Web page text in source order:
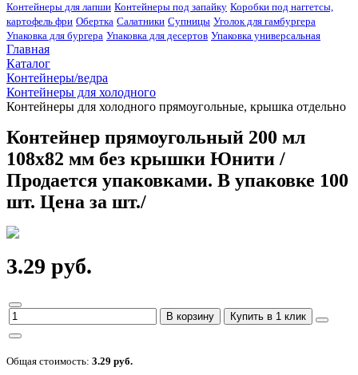
Контейнеры для лапши Контейнеры под запайку Коробки под наггетсы,
картофель фри Обертка Салатники Супницы Уголок для гамбургера
Упаковка для бургера Упаковка для десертов Упаковка универсальная
Главная
Каталог
Контейнеры/ведра
Контейнеры для холодного
Контейнеры для холодного прямоугольные, крышка отдельно
Контейнер прямоугольный 200 мл
108х82 мм без крышки Юнити /
Продается упаковками. В упаковке 100
шт. Цена за шт./
3.29 руб.
В корзину Купить в 1 клик
Общая стоимость: 3.29 руб.